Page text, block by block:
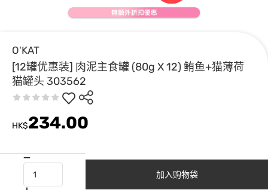
O'KAT
[12罐优惠装] 肉泥主食罐 (80g X 12) 鲔鱼+猫薄荷
猫罐头 303562
HK$234.00
加入购物袋